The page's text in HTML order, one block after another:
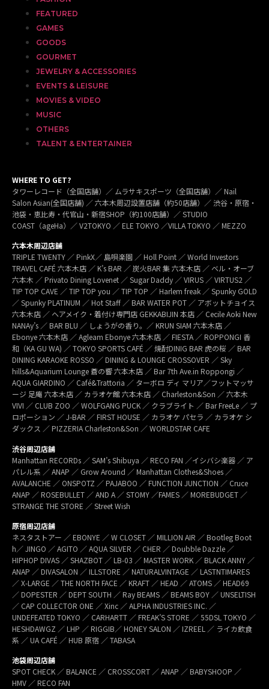
FEATURED
GAMES
GOODS
GOURMET
JEWELRY & ACCESSORIES
EVENTS & LEISURE
MOVIES & VIDEO
MUSIC
OTHERS
TALENT & ENTERTAINER
WHERE TO GET?
タワーレコード（全国店舗）／ ムラサキスポーツ（全国店舗）／ Nail
Salon Asian(全国店舗) ／ 六本木周辺設置店舗（約50店舗）／ 渋谷・原宿・
池袋・恵比寿・代官山・新宿SHOP（約100店舗）／ STUDIO
COAST（ageHa）／ V2TOKYO ／ ELE TOKYO ／VILLA TOKYO ／ MEZZO
六本木周辺店舗
TRIPLE TWENTY ／ PinkX／ 島唄楽園 ／ Holl Point ／ World Investors
TRAVEL CAFÉ 六本木店 ／ K’s BAR ／ 炭火BAR 集 六本木店 ／ ベル・オーブ
六本木 ／ Privato Dining Lovenet ／ Sugar Daddy ／ VIRUS ／ VIRTUS2 ／
TIP TOP CAVE ／ TIP TOP you ／ TIP TOP ／ Harlem freak ／ Spunky GOLD
／ Spunky PLATINUM ／ Hot Staff ／ BAR WATER POT ／ アボットチョイス
六本木店 ／ ヘアメイク・着付け専門店 GEKKABIJIN 本店 ／ Cecile Aoki New
NANAy’s ／ BAR BLU ／ しょうがの香り。／ KRUN SIAM 六本木店 ／
Ebonye 六本木店 ／ Agleam Ebonye 六本木店 ／ FIESTA ／ ROPPONGI 香
和（KA GU WA) ／ TOKYO SPORTS CAFÉ ／ 焼酎DINIG BAR 虎の桜 ／ BAR
DINING KARAOKE ROSSO ／ DINING & LOUNGE CROSSOVER ／ Sky
hills&Aquarium Lounge 蒼の響 六本木店 ／ Bar 7th Ave.in Roppongi ／
AQUA GIARDINO ／ Café&Trattoria ／ ターボロ ディ マリア／フットマッサ
ージ 足庵 六本木店 ／ カラオケ館 六本木店 ／ Charleston&Son ／ 六本木
VIVI ／ CLUB ZOO ／ WOLFGANG PUCK ／ クラブライト ／ Bar FreeLe ／ プ
ロポーション ／ J-BAR ／ FIRST HOUSE ／ カラオケ パセラ ／ カラオケ シ
ダックス ／ PIZZERIA Charleston&Son ／ WORLDSTAR CAFE
渋谷周辺店舗
Manhattan RECORDs ／ SAM’s Shibuya ／ RECO FAN ／イシバシ楽器 ／ ア
パレル系 ／ ANAP ／ Grow Around ／ Manhattan Clothes&Shoes ／
AVALANCHE ／ ONSPOTZ ／ PAJABOO ／ FUNCTION JUNCTION ／ Cruce
ANAP ／ ROSEBULLET ／ AND A ／ STOMY ／FAMES ／ MOREBUDGET ／
STRANGE THE STORE ／ Street Wish
原宿周辺店舗
ネスタストアー ／ EBONYE ／ W CLOSET ／ MILLION AIR ／ Bootleg Boot
h／ JINGO ／ AGITO ／ AQUA SILVER ／ CHER ／ Doubble Dazzle ／
HIPHOP DIVAS ／ SHAZBOT ／ LB-03 ／ MASTER WORK ／ BLACK ANNY ／
ANAP ／ DIVASALON ／ ILLSTORE ／ NATURALVINTAGE ／ LASTNTIMARES
／ X-LARGE ／ THE NORTH FACE ／ KRAFT ／ HEAD ／ ATOMS ／ HEAD69
／ DOPESTER ／ DEPT SOUTH ／ Ray BEAMS ／ BEAMS BOY ／ UNSELTISH
／ CAP COLLECTOR ONE ／ Xinc ／ ALPHA INDUSTRIES INC. ／
UNDEFEATED TOKYO ／ CARHARTT ／ FREAK’S STORE ／ 55DSL TOKYO ／
HESHDAWGZ ／ LHP ／ RIGGIB／ HONEY SALON ／ IZREEL ／ ライカ飲食
系 ／ UA CAFÉ ／ HUB 原宿 ／ TABASA
池袋周辺店舗
SPOT CHECK ／ BALANCE ／ CROSSCORT ／ ANAP ／ BABYSHOOP ／
HMV ／ RECO FAN